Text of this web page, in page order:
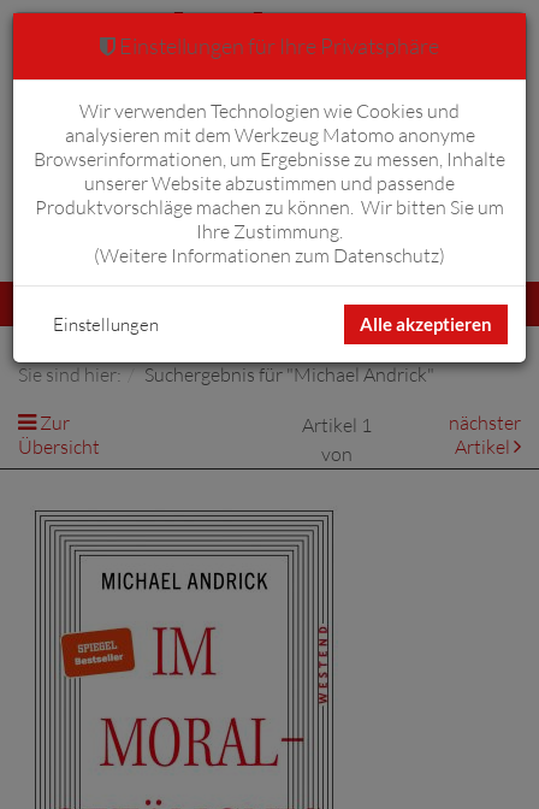
Anmelden Warenkorb 0
umschalten
Sie sind hier:
Suchergebnis für "Michael Andrick"
Zur
Übersicht
Artikel 1
von
nächster
Artikel
Einstellungen für Ihre Privatsphäre
Wir verwenden Technologien wie Cookies und
analysieren mit dem Werkzeug Matomo anonyme
Browserinformationen, um Ergebnisse zu messen, Inhalte
unserer Website abzustimmen und passende
Produktvorschläge machen zu können. Wir bitten Sie um
Ihre Zustimmung.
(Weitere Informationen zum Datenschutz)
Alle akzeptieren
Einstellungen